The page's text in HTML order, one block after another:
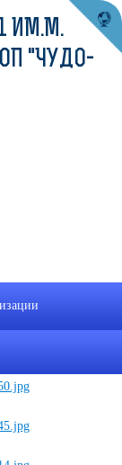
ИМ.М.
"ЧУДО-